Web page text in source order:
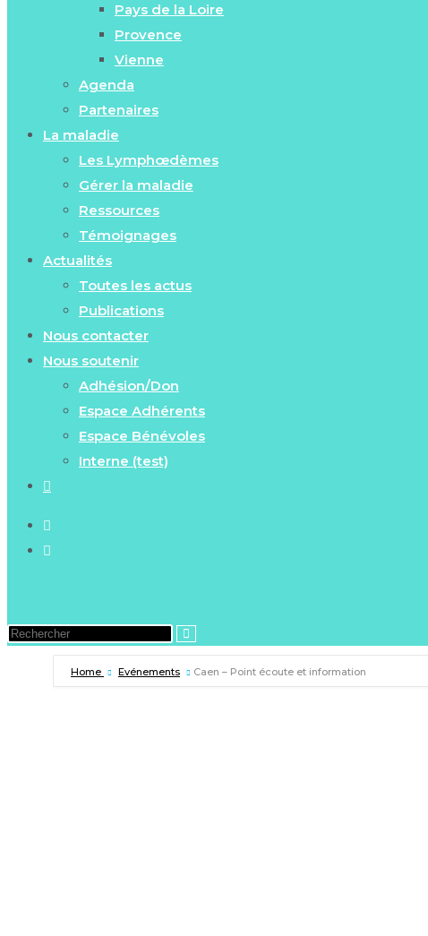
Pays de la Loire
Provence
Vienne
Agenda
Partenaires
La maladie
Les Lymphœdèmes
Gérer la maladie
Ressources
Témoignages
Actualités
Toutes les actus
Publications
Nous contacter
Nous soutenir
Adhésion/Don
Espace Adhérents
Espace Bénévoles
Interne (test)
Home Evénements Caen – Point écoute et information